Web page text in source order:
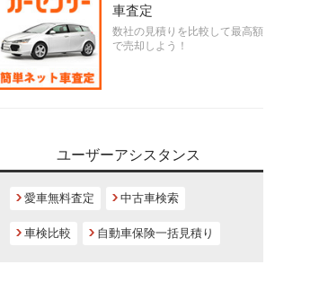
車査定
数社の見積りを比較して最高額
で売却しよう！
ユーザーアシスタンス
愛車無料査定 中古車検索
車検比較 自動車保険一括見積り